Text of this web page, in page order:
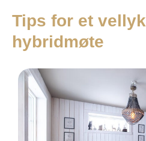
Tips for et
hybridmøte